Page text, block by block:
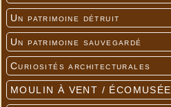
Un patrimoine détruit
Un patrimoine sauvegardé
Curiosités architecturales
MOULIN À VENT / ÉCOMUSÉE